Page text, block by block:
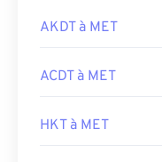
AKDT à MET
ACDT à MET
HKT à MET